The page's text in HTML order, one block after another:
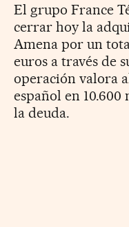
El grupo France
cerrar hoy la
Amena por un
euros a través de
operación valora
español en
la deuda.